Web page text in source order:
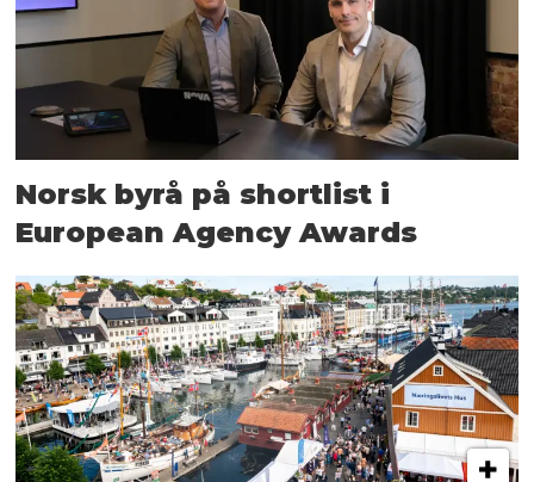
Norsk byrå på shortlist i
European Agency Awards